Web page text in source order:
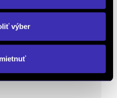
výber
PLUS (MHEV) 110 ë-